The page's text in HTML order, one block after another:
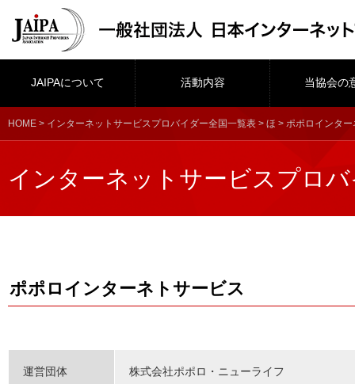
JAIPAについて 活動内容 当協会の
HOME > インターネットサービスプロバイダー全国一覧表 > ほ > ポポロインタ
インターネットサービスプロ
ポポロインターネトサービス
運営団体 株式会社ポポロ・ニューライフ